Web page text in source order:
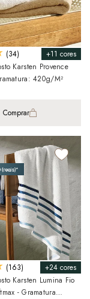
+11 cores
(34)
Karsten Provence
420g/m²
Comprar
+24 cores
(163)
Karsten Lumina Fio
- Gramatura